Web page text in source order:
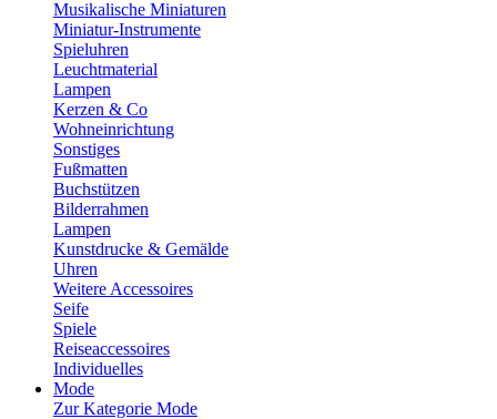
Musikalische Miniaturen
Miniatur-Instrumente
Spieluhren
Leuchtmaterial
Lampen
Kerzen & Co
Wohneinrichtung
Sonstiges
Fußmatten
Buchstützen
Bilderrahmen
Lampen
Kunstdrucke & Gemälde
Uhren
Weitere Accessoires
Seife
Spiele
Reiseaccessoires
Individuelles
Mode
Zur Kategorie Mode